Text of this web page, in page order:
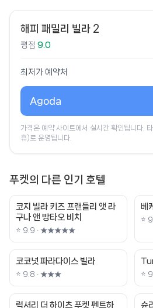
해피 패밀리 빌라 2
평점 9.0
최저가 예약처
Agoda
가격은 예약 사이트에서 실시간 확인됩니다.
휴)로 운영됩니다.
푸켓의 다른 인기 호텔
코지 빌라 키즈 프랜들리 앳 라
구나 앤 방타오 비치
⭐ 9.9 · ★★★★★
베
⭐
코코넛 파라다이스 빌라
⭐ 9.8 · ★★★ ⭐
럭셔리 더 하이츠 푸켓 펜트하
슌